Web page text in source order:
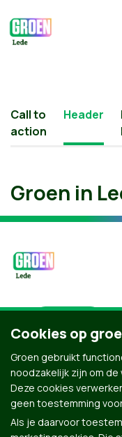
Call to
action
Header
Groen in
© Copyright Groen 2026 |
Contact
Cookies op
Groen gebruikt
noodzakelijk zijn om
Deze cookies
geen toestemming
Als je daarvoor